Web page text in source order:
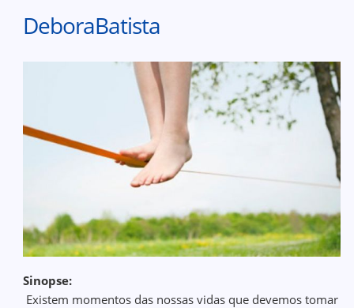
DeboraBatista
Sinopse:
Existem momentos das nossas vidas que devemos tomar